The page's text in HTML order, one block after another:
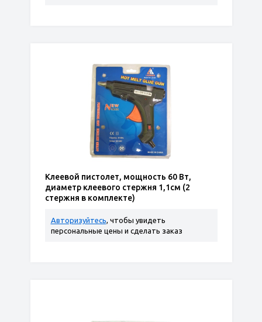
Клеевой пистолет, мощность 60 Вт,
диаметр клеевого стержня 1,1см (2
стержня в комплекте)
Авторизуйтесь, чтобы увидеть
персональные цены и сделать заказ